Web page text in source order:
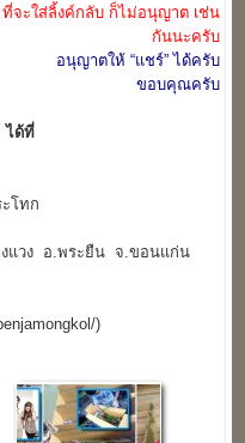
จะใส่ลิ้งค์กลับ ก็ไม่อนุญาต เช่น
กันนะครับ
อนุญาตให้ “แชร์” ได้ครับ
ขอบคุณครับ
ได้ที่
โทก
แวง อ.พระยืน จ.ขอนแก่น
)